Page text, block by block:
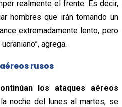
realmente el frente. Es decir,
hombres que irán tomando un
extremadamente lento, pero
agrega.
rusos
los ataques aéreos
noche del lunes al martes, se